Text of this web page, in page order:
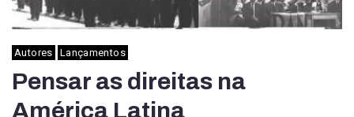
Autores Lançamentos
Pensar as direitas na
América Latina